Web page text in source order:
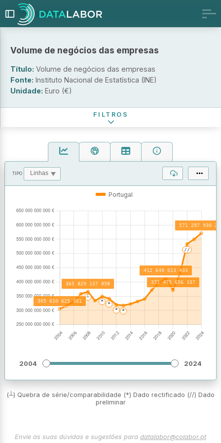
TIPO
Portugal
2004 2024
(┴) Quebra de série/comparabilidade (*) Dado rectificado (//) Dado
preliminar
Envie as suas dúvidas e sugestões para datalabor@colabor.pt
Volume de negócios das empresas
Título: Volume de negócios das empresas
Fonte: Instituto Nacional de Estatística (INE)
Unidade: Euro (€)
Desagregação
Atividade económica (Subclasse - CAE Rev. 3)
FILTROS